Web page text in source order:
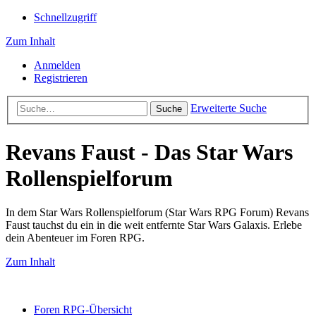
Schnellzugriff
Zum Inhalt
Anmelden
Registrieren
Suche Erweiterte Suche
Revans Faust - Das Star Wars
Rollenspielforum
In dem Star Wars Rollenspielforum (Star Wars RPG Forum) Revans
Faust tauchst du ein in die weit entfernte Star Wars Galaxis. Erlebe
dein Abenteuer im Foren RPG.
Zum Inhalt
Foren RPG-Übersicht